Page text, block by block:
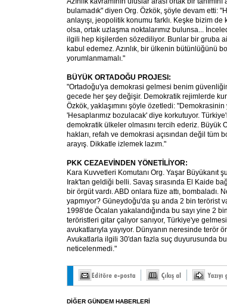
bulamadık" diyen Org. Özkök, şöyle devam etti:
anlayışı, jeopolitik konumu farklı. Keşke bizim
olsa, ortak uzlaşma noktalarımız bulunsa...
ilgili hep kişilerden sözediliyor. Bunlar bir gruba
kabul edemez. Azınlık, bir ülkenin bütünlüğünü
yorumlanmamalı."
BÜYÜK ORTADOĞU PROJESI:
"Ortadoğu'ya demokrasi gelmesi benim
gecede her şey değişir. Demokratik rejimlerde
Özkök, yaklaşımını şöyle özetledi:
'Hesaplarımız bozulacak' diye korkutuyor.
demokratik ülkeler olmasını tercih ederiz. Büyük
hakları, refah ve demokrasi açısından değil tüm
arayış. Dikkatle izlemek lazım."
PKK CEZAEVİNDEN YÖNETİLİYOR:
Kara Kuvvetleri Komutanı Org. Yaşar Büyükanıt
Irak'tan geldiği belli. Savaş sırasında El Kaide
bir örgüt vardı. ABD onlara füze attı, bombaladı.
yapmıyor? Güneydoğu'da şu anda 2 bin terörist
1998'de Öcalan yakalandığında bu sayı yine 2
teröristleri gitar çalıyor sanıyor, Türkiye'ye
avukatlarıyla yayıyor. Dünyanın neresinde terör
Avukatlarla ilgili 30'dan fazla suç duyurusunda
neticelenmedi."
DİĞER GÜNDEM HABERLERİ